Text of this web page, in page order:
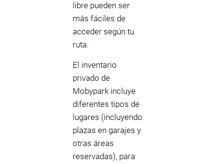
libre pueden ser
más fáciles de
acceder según tu
ruta.
El inventario
privado de
Mobypark incluye
diferentes tipos de
lugares (incluyendo
plazas en garajes y
otras áreas
reservadas), para